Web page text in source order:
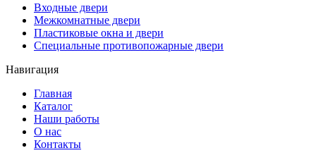
Входные двери
Межкомнатные двери
Пластиковые окна и двери
Специальные противопожарные двери
Навигация
Главная
Каталог
Наши работы
О нас
Контакты